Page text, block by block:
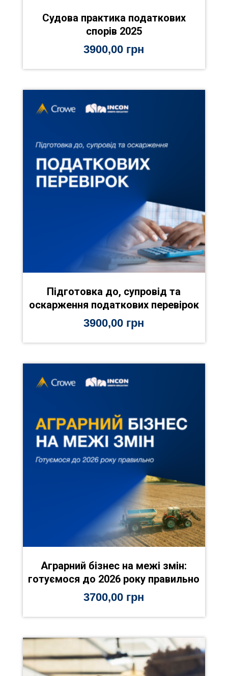
Судова практика податкових
спорів 2025
3900,00 грн
Підготовка до, супровід та
оскарження податкових перевірок
3900,00 грн
Аграрний бізнес на межі змін:
готуємося до 2026 року правильно
3700,00 грн